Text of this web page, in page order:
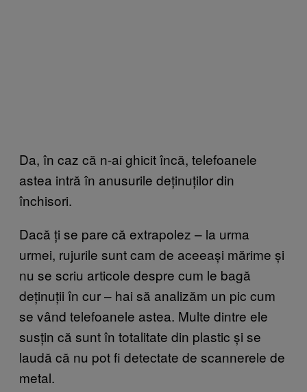
Da, în caz că n-ai ghicit încă, telefoanele
astea intră în anusurile deținuților din
închisori.
Dacă ți se pare că extrapolez – la urma
urmei, rujurile sunt cam de aceeași mărime și
nu se scriu articole despre cum le bagă
deținuții în cur – hai să analizăm un pic cum
se vând telefoanele astea. Multe dintre ele
susțin că sunt în totalitate din plastic și se
laudă că nu pot fi detectate de scannerele de
metal.